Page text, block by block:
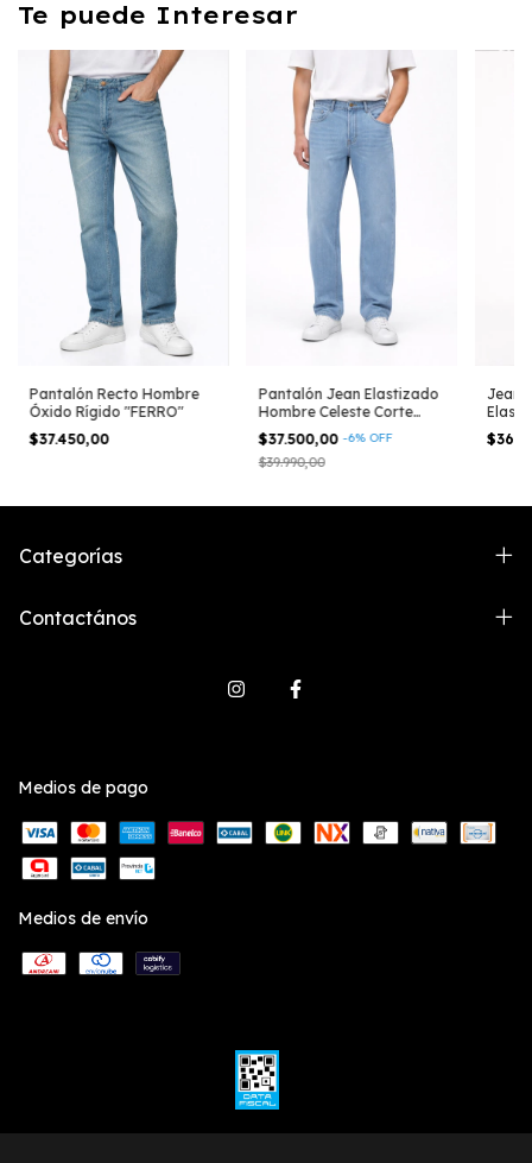
Te puede Interesar
Pantalón Recto Hombre
Óxido Rígido "FERRO"
$37.450,00
Pantalón Jean Elastizado
Hombre Celeste Corte
Clásico "KYON"
$37.500,00-6% OFF
$39.990,00
Jean
Categorías
Contactános
Medios de pago
Medios de envío